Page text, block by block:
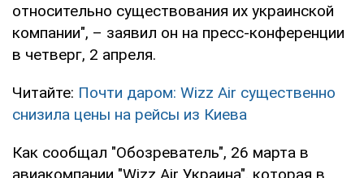
относительно существования их украинской
компании", – заявил он на пресс-конференции
в четверг, 2 апреля.
Читайте: Почти даром: Wizz Air существенно
снизила цены на рейсы из Киева
Как сообщал "Обозреватель", 26 марта в
авиакомпании "Wizz Air Украина", которая в